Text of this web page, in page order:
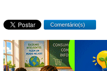
Comentário(s)